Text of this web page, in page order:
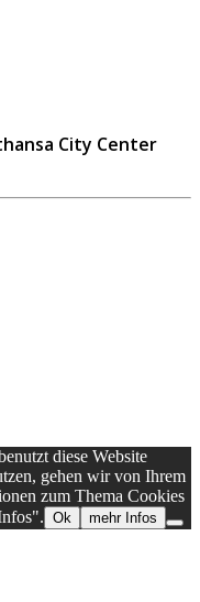
City Center
diese Website
gehen wir von Ihrem
zum Thema Cookies
Ok mehr Infos